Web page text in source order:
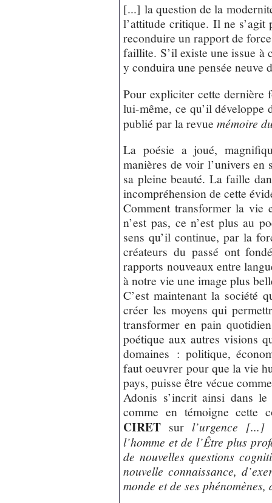
[...] la question de la
l’attitude critique. Il ne s’agit
reconduire un rapport de
faillite. S’il existe une issue à
y conduira une pensée neuve
Pour expliciter cette dernière
lui-même, ce qu’il développe
publié par la revuemémoire
La poésie a joué,
manières de voir l’univers en
sa pleine beauté. La faille
incompréhension de cette
Comment transformer la vie
n’est pas, ce n’est plus au
sens qu’il continue, par la
créateurs du passé ont
rapports nouveaux entre
à notre vie une image plus
C’est maintenant la société
créer les moyens qui
transformer en pain
poétique aux autres visions
domaines : politique,
faut oeuvrer pour que la vie
pays, puisse être vécue
Adonis s’incrit ainsi dans
comme en témoigne cette
CIRET surl’urgence [...]
l’homme et de l’Être plus
de nouvelles questions
nouvelle connaissance,
monde et de ses